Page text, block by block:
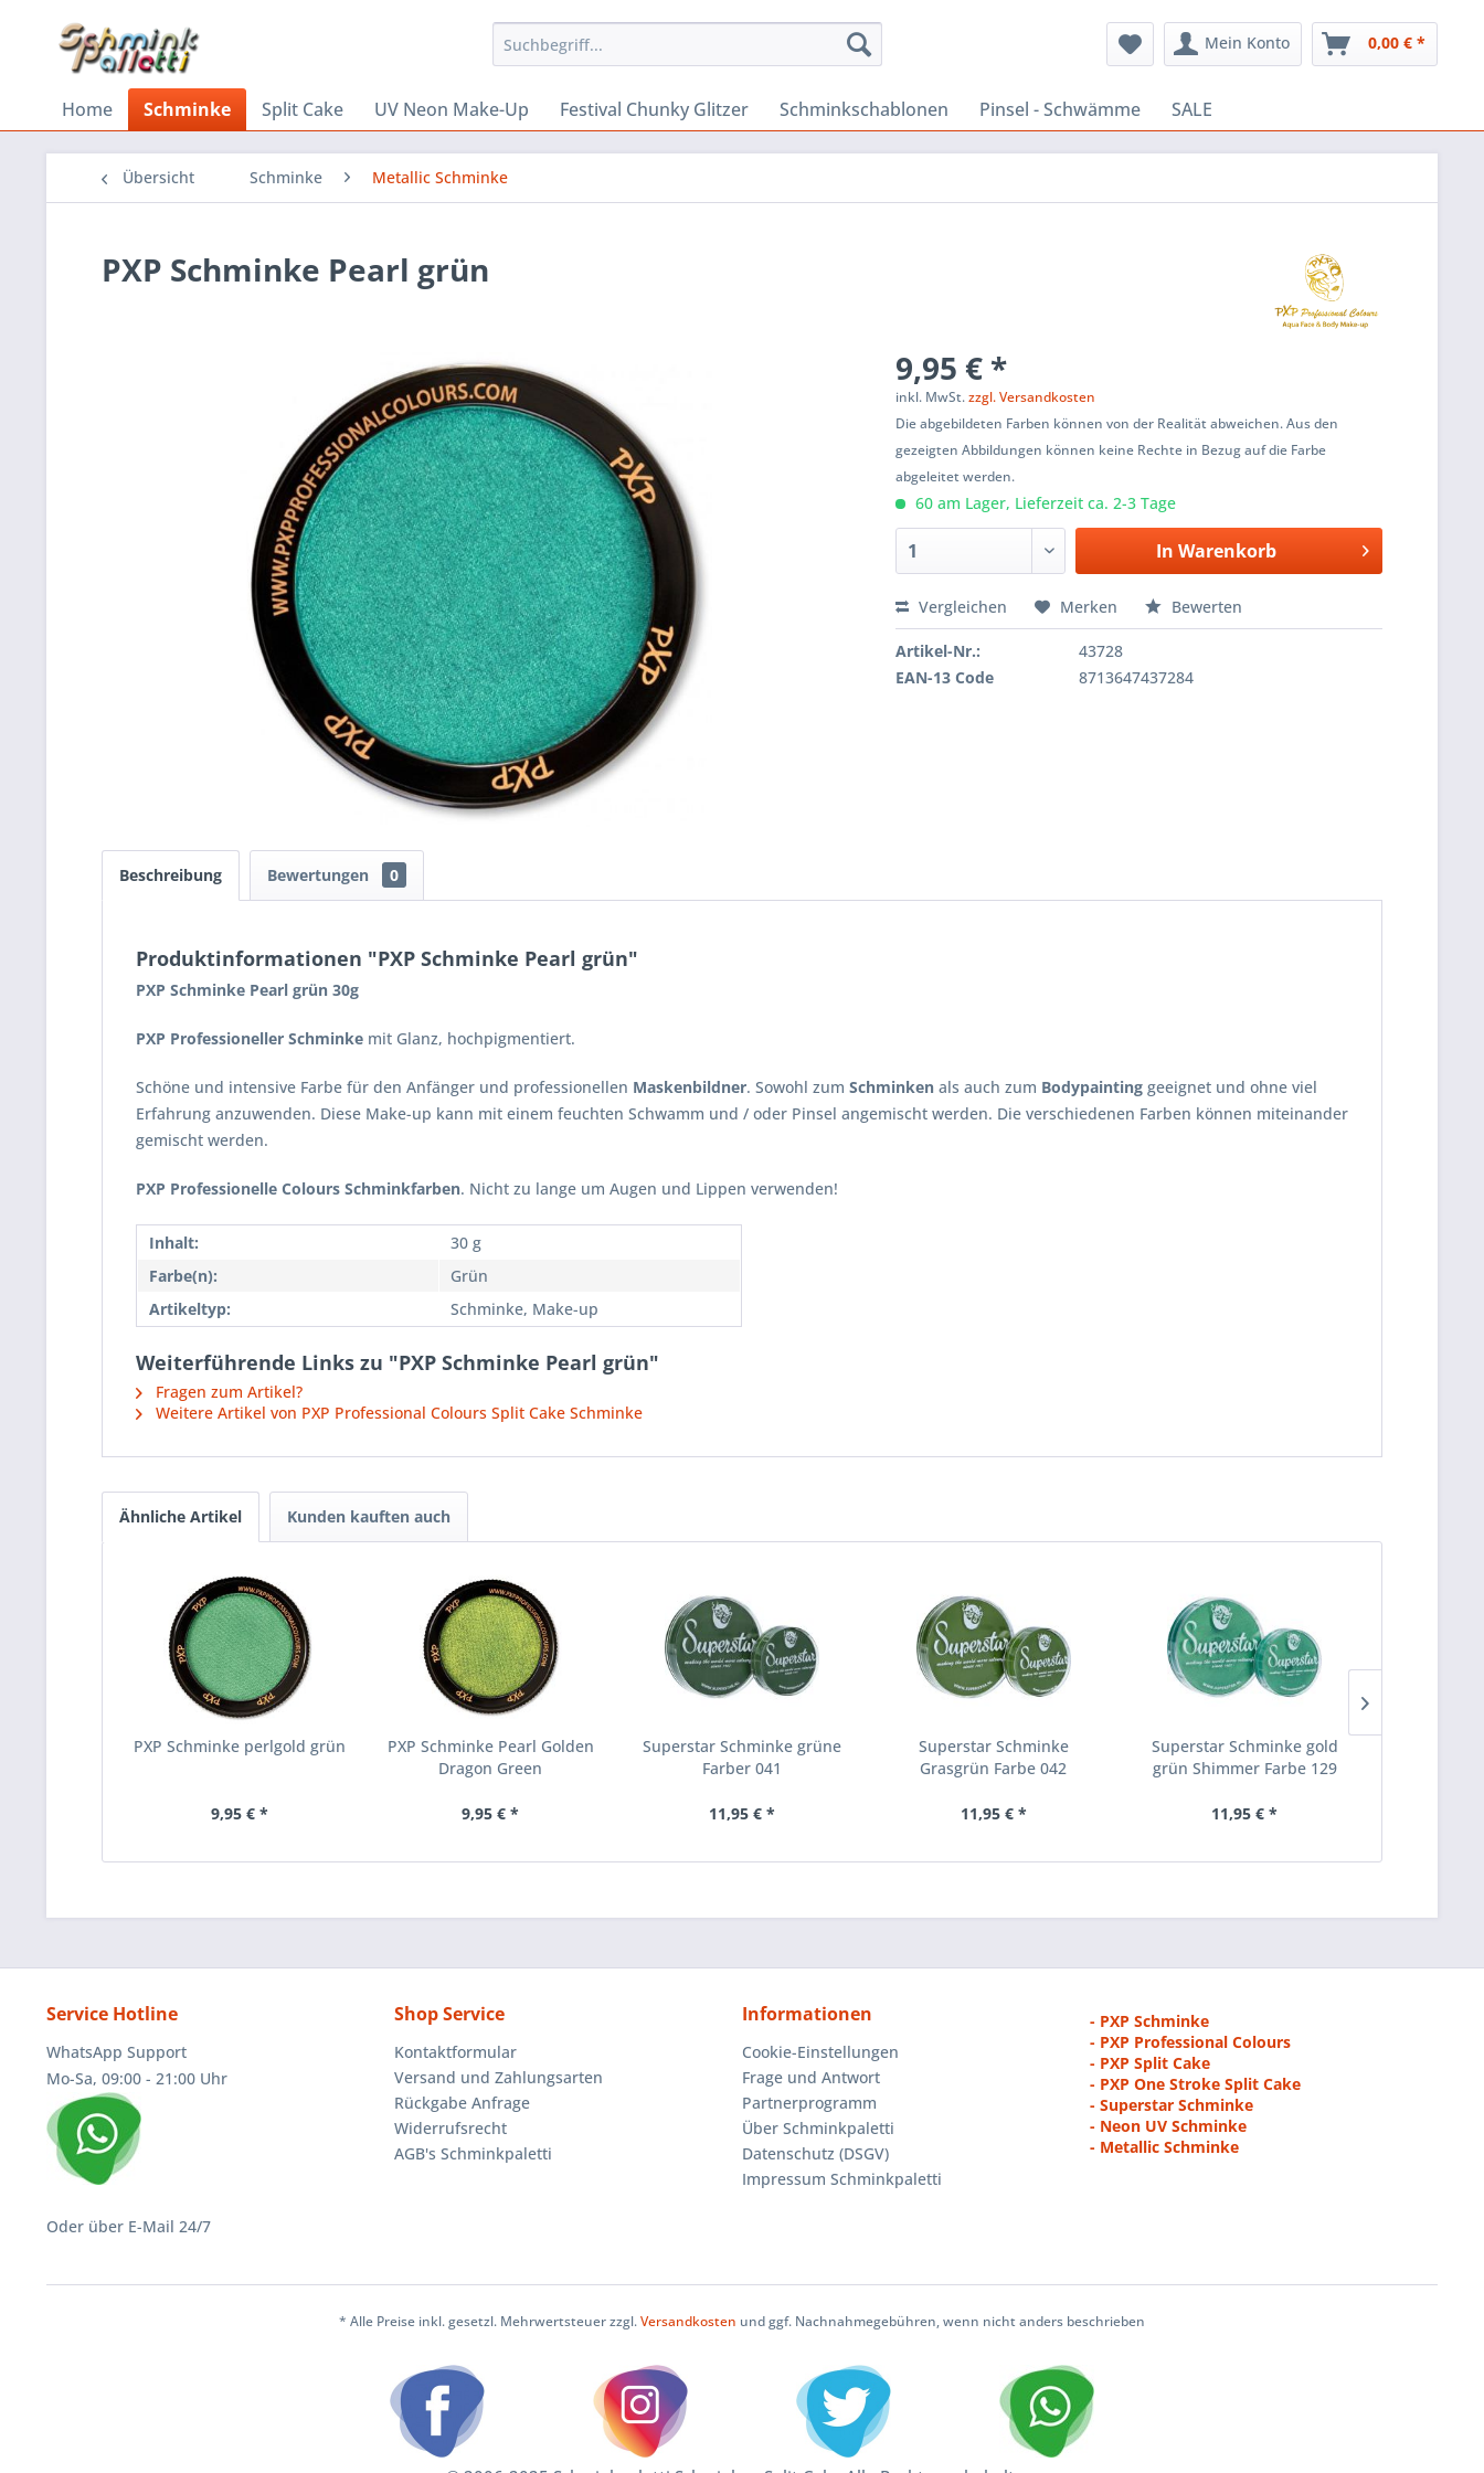
Mein Konto 0,00 € *
Home Schminke Split Cake UV Neon Make-Up Festival Chunky Glitzer Schminkschablonen Pinsel - Schwämme SALE
Übersicht Schminke Metallic Schminke
PXP Schminke Pearl grün
9,95 € *
inkl. MwSt.zzgl. Versandkosten
Die abgebildeten Farben können von der Realität abweichen. Aus den
gezeigten Abbildungen können keine Rechte in Bezug auf die Farbe
abgeleitet werden.
60 am Lager, Lieferzeit ca. 2-3 Tage
In Warenkorb
Vergleichen Merken Bewerten
Artikel-Nr.:
43728
EAN-13 Code
8713647437284
Beschreibung Bewertungen 0
Produktinformationen "PXP Schminke Pearl grün"
PXP Schminke Pearl grün 30g
PXP Professioneller Schminke mit Glanz, hochpigmentiert.
Schöne und intensive Farbe für den Anfänger und professionellen Maskenbildner. Sowohl zum Schminken als auch zum Bodypainting geeignet und ohne viel
Erfahrung anzuwenden. Diese Make-up kann mit einem feuchten Schwamm und / oder Pinsel angemischt werden. Die verschiedenen Farben können miteinander
gemischt werden.
PXP Professionelle Colours Schminkfarben. Nicht zu lange um Augen und Lippen verwenden!
Inhalt:
30 g
Farbe(n):
Grün
Artikeltyp:
Schminke, Make-up
Weiterführende Links zu "PXP Schminke Pearl grün"
Fragen zum Artikel?
Weitere Artikel von PXP Professional Colours Split Cake Schminke
Ähnliche Artikel Kunden kauften auch
PXP Schminke perlgold grün
9,95 € *
PXP Schminke Pearl Golden
Dragon Green
9,95 € *
Superstar Schminke grüne
Farber 041
11,95 € *
Superstar Schminke
Grasgrün Farbe 042
11,95 € *
Superstar Schminke gold
grün Shimmer Farbe 129
11,95 € *
Service Hotline
WhatsApp Support
Mo-Sa, 09:00 - 21:00 Uhr
Oder über E-Mail 24/7
Shop Service
Kontaktformular
Versand und Zahlungsarten
Rückgabe Anfrage
Widerrufsrecht
AGB's Schminkpaletti
Informationen
Cookie-Einstellungen
Frage und Antwort
Partnerprogramm
Über Schminkpaletti
Datenschutz (DSGV)
Impressum Schminkpaletti
- PXP Schminke
- PXP Professional Colours
- PXP Split Cake
- PXP One Stroke Split Cake
- Superstar Schminke
- Neon UV Schminke
- Metallic Schminke
* Alle Preise inkl. gesetzl. Mehrwertsteuer zzgl.Versandkosten und ggf. Nachnahmegebühren, wenn nicht anders beschrieben